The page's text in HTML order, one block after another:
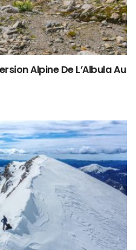
Alpine De L’Albula Au